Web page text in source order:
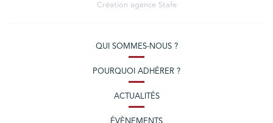
Création agence Stafe
QUI SOMMES-NOUS ?
POURQUOI ADHÉRER ?
ACTUALITÉS
ÉVÈNEMENTS